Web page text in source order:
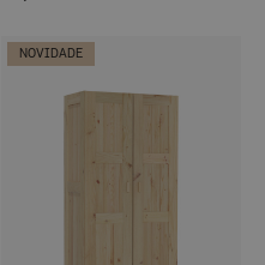
NOVIDADE